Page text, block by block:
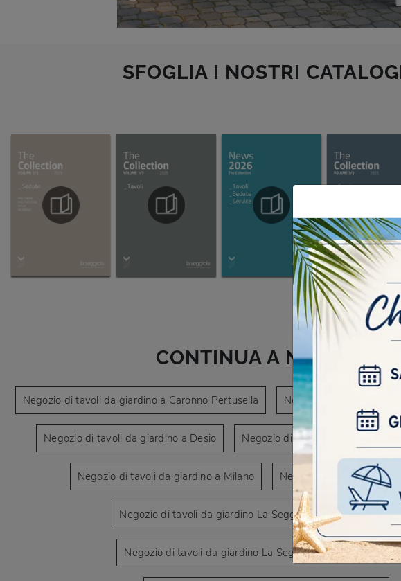
SFOGLIA I NOSTRI
CONTINUA A NAVIGARE
Negozio di tavoli da giardino a Caronno Pertusella Negozio di tavoli da
Negozio di tavoli da giardino a Desio Negozio di tavoli da giardino a
Negozio di tavoli da giardino a Milano Negozio di tavoli da
Negozio di tavoli da giardino La Seggiola a Caronno
Negozio di tavoli da giardino La Seggiola a Cesano